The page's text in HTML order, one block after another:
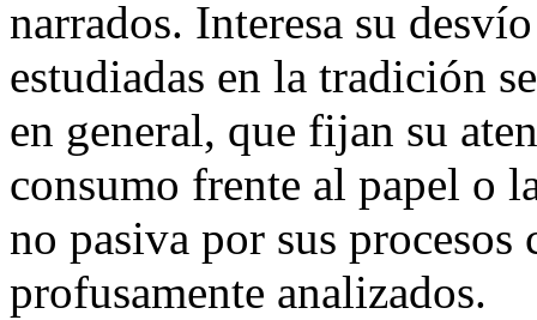
narrados. Interesa su
estudiadas en la tradición
en general, que fijan su
consumo frente al papel o
no pasiva por sus
profusamente analizados.